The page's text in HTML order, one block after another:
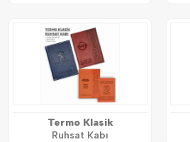
Termo Klasik
Ruhsat Kabı